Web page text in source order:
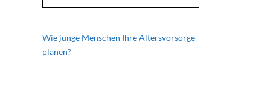
Wie junge Menschen Ihre Altersvorsorge
planen?